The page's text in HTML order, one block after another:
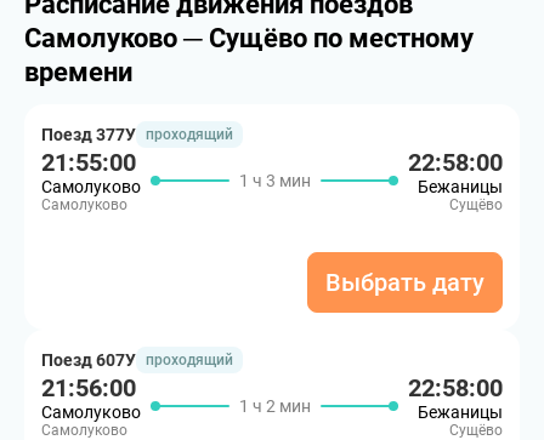
Самолуково ─ Сущёво по местному
времени
Поезд 377У проходящий
21:55:00
Самолуково
Самолуково
1 ч 3 мин
22:58:00
Бежаницы
Сущёво
Выбрать дату
Поезд 607У проходящий
21:56:00
Самолуково
Самолуково
1 ч 2 мин
22:58:00
Бежаницы
Сущёво